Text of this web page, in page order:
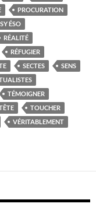
PROCURATION
ÉSO
RÉALITÉ
RÉFUGIER
SECTES
SENS
TÉMOIGNER
TOUCHER
VÉRITABLEMENT